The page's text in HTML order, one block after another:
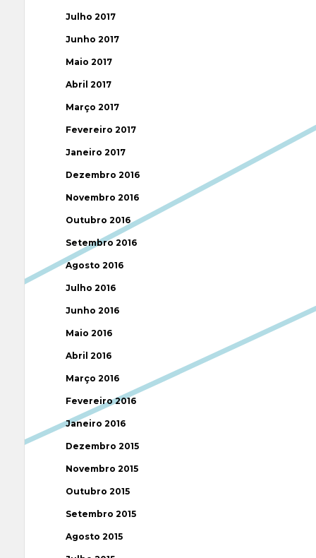
Julho 2017
Junho 2017
Maio 2017
Abril 2017
Março 2017
Fevereiro 2017
Janeiro 2017
Dezembro 2016
Novembro 2016
Outubro 2016
Setembro 2016
Agosto 2016
Julho 2016
Junho 2016
Maio 2016
Abril 2016
Março 2016
Fevereiro 2016
Janeiro 2016
Dezembro 2015
Novembro 2015
Outubro 2015
Setembro 2015
Agosto 2015